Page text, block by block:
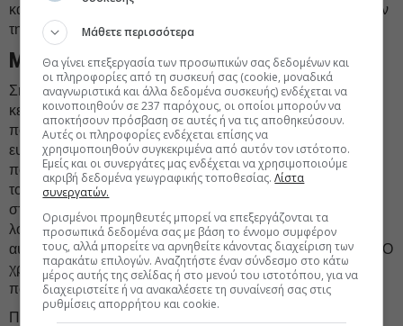
και τις σύγχρονες ανακαλύψεις, όμως συνεχίζουν να κάνουν
την ίδια δουλειά.
Μερικές τελικές σκέψεις
Σημειώστε ένα ποσοστό: 82%.Τόσο είναι το ποσοστό της
κεφαλαιοποίησης μεταξύ των δέκα μεγαλύτερων εταιρειών
που ανήκει αθροιστικά σε εταιρείες τεχνολογίας με την
ευρύτερη έννοια. Στο σύνολο του πλανήτη, το αντίστοιχο
ποσοστό είναι 23%. Μήπως έχουμε υπερεκτιμήσει την αξία
τους; Μήπως θεωρούμε ότι αυτή η κατάσταση θα είναι
σταθερή για πάντα (σφάλμα της δεδομένης κατάστασης) ή
λόγω της απόκτησης προϊόντων, μετοχών και ομολόγων
αυτών των εταιρειών πιστεύουμε πως αξίζουν παραπάνω; Ο
χρόνος θα δείξει. Αυτό που μας έδειξε το παρελθόν είναι
πως δεν υπάρχει σταθερότητα για μεγάλα διαστήματα.
Πως οι μεγάλες κοινωνικές τάσεις απεικονίζονται στις αξίες
Μάθετε περισσότερα
Θα γίνει επεξεργασία των προσωπικών σας δεδομένων και
οι πληροφορίες από τη συσκευή σας (cookie, μοναδικά
αναγνωριστικά και άλλα δεδομένα συσκευής) ενδέχεται να
κοινοποιηθούν σε 237 παρόχους, οι οποίοι μπορούν να
αποκτήσουν πρόσβαση σε αυτές ή να τις αποθηκεύσουν.
Αυτές οι πληροφορίες ενδέχεται επίσης να
χρησιμοποιηθούν συγκεκριμένα από αυτόν τον ιστότοπο.
Εμείς και οι συνεργάτες μας ενδέχεται να χρησιμοποιούμε
ακριβή δεδομένα γεωγραφικής τοποθεσίας.Λίστα
συνεργατών.
Ορισμένοι προμηθευτές μπορεί να επεξεργάζονται τα
προσωπικά δεδομένα σας με βάση το έννομο συμφέρον
τους, αλλά μπορείτε να αρνηθείτε κάνοντας διαχείριση των
παρακάτω επιλογών. Αναζητήστε έναν σύνδεσμο στο κάτω
μέρος αυτής της σελίδας ή στο μενού του ιστοτόπου, για να
διαχειριστείτε ή να ανακαλέσετε τη συναίνεσή σας στις
ρυθμίσεις απορρήτου και cookie.